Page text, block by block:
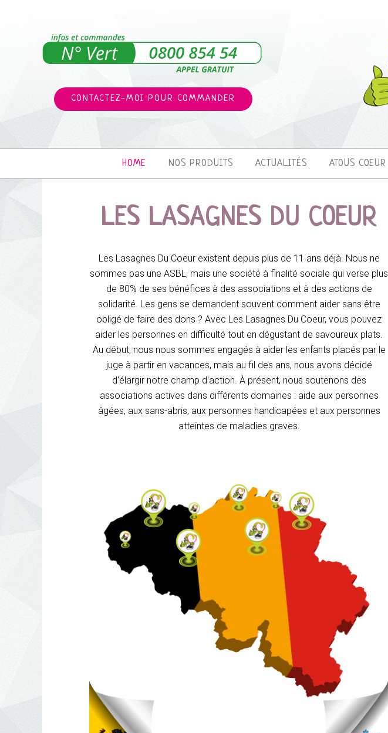
CONTACTEZ-MOI POUR COMMANDER
HOME NOS PRODUITS ACTUALITÉS ATOUS COEUR
LES LASAGNES DU COEUR
Les Lasagnes Du Coeur existent depuis plus de 11 ans déjà. Nous ne
sommes pas une ASBL, mais une société à finalité sociale qui verse plus
de 80% de ses bénéfices à des associations et à des actions de
solidarité. Les gens se demandent souvent comment aider sans être
obligé de faire des dons ? Avec Les Lasagnes Du Coeur, vous pouvez
aider les personnes en difficulté tout en dégustant de savoureux plats.
Au début, nous nous sommes engagés à aider les enfants placés par le
juge à partir en vacances, mais au fil des ans, nous avons décidé
d'élargir notre champ d'action. À présent, nous soutenons des
associations actives dans différents domaines : aide aux personnes
âgées, aux sans-abris, aux personnes handicapées et aux personnes
atteintes de maladies graves.